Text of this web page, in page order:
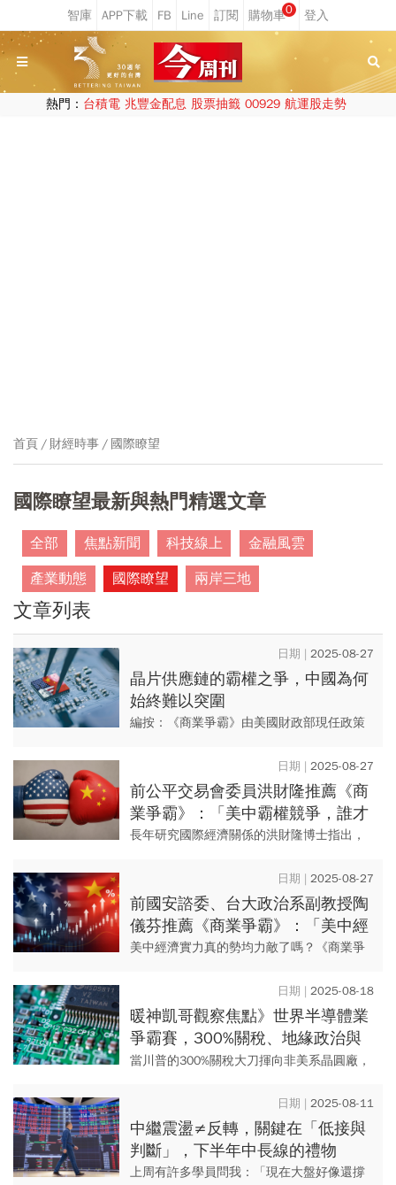
0
熱門： 台積電 兆豐金配息 股票抽籤 00929 航運股走勢
首頁 財經時事 國際瞭望
國際瞭望最新與熱門精選文章
全部 焦點新聞 科技線上
金融風雲
產業動態
國際瞭望 兩岸三地
文章列表
2025-08-27
晶片供應鏈的霸權之爭，中國為何
始終難以突圍
編按：《商業爭霸》由美國財政部現任政策
濟是否已勢均力敵」的核心問題。作者透過
對全球兩千大企業獲利數據的...
2025-08-27
前公平交易會委員洪財隆推薦《商
業爭霸》：「美中霸權競爭，誰才
是紙老虎？」
長年研究國際經濟關係的洪財隆博士指出，
在高科技、國際金融與全球供應鏈主導權
上，仍難與美國抗衡，顯示中美...
2025-08-27
前國安諮委、台大政治系副教授陶
儀芬推薦《商業爭霸》：「美中經
濟真的「勢均力敵」了嗎？」
美中經濟實力真的勢均力敵了嗎？《商業爭
潤，中國GDP資料虛胖，實力僅美國一半，
經濟制裁下更將陷入深層困境...
2025-08-18
暖神凱哥觀察焦點》世界半導體業
爭霸賽，300%關稅、地緣政治與
產業鏈的重構
當川普的300%關稅大刀揮向非美系晶圓廠，
浮上檯面。台積電ADR技術面雖進入整理，
但真正的風暴藏在政策...
2025-08-11
中繼震盪≠反轉，關鍵在「低接與
判斷」，下半年中長線的禮物
上周有許多學員問我：「現在大盤好像還撐